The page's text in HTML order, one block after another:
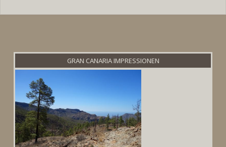
GRAN CANARIA IMPRESSIONEN